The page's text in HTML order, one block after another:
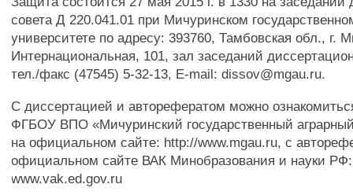
совета Д 220.041.01 при Мичуринском
университете по адресу: 393760, Тамбовская обл., г.
Интернациональная, 101, зал заседаний
тел./факс (47545) 5-32-13, E-mail: dissov@mgau.ru.
С диссертацией и авторефератом можно
ФГБОУ ВПО «Мичуринский государственный
на официальном сайте: http://www.mgau.ru, с
официальном сайте ВАК Минобразования и науки РФ:
www.vak.ed.gov.ru